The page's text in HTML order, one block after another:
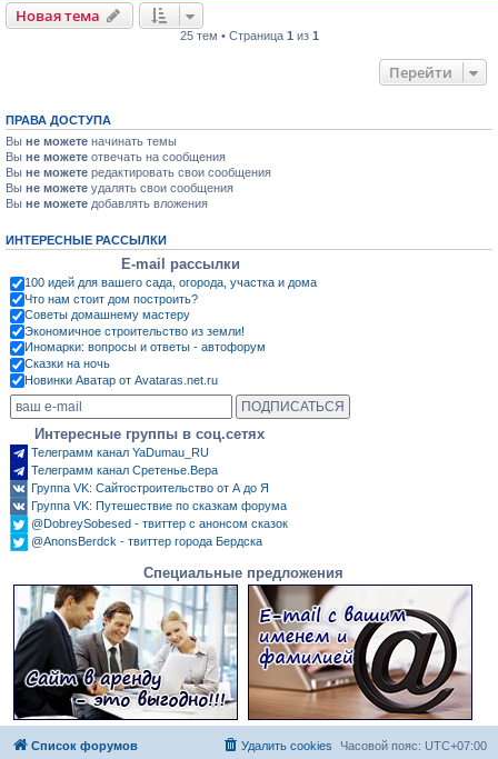
Новая тема
25 тем • Страница 1 из 1
Перейти
ПРАВА ДОСТУПА
Вы не можете начинать темы
Вы не можете отвечать на сообщения
Вы не можете редактировать свои сообщения
Вы не можете удалять свои сообщения
Вы не можете добавлять вложения
ИНТЕРЕСНЫЕ РАССЫЛКИ
E-mail рассылки
100 идей для вашего сада, огорода, участка и дома
Что нам стоит дом построить?
Советы домашнему мастеру
Экономичное строительство из земли!
Иномарки: вопросы и ответы - автофорум
Сказки на ночь
Новинки Аватар от Avataras.net.ru
Интересные группы в соц.сетях
Телеграмм канал YaDumau_RU
Телеграмм канал Сретенье.Вера
Группа VK: Сайтостроительство от А до Я
Группа VK: Путешествие по сказкам форума
@DobreySobesed - твиттер с анонсом сказок
@AnonsBerdck - твиттер города Бердска
Специальные предложения
Список форумов Часовой пояс: UTC+07:00
Удалить cookies